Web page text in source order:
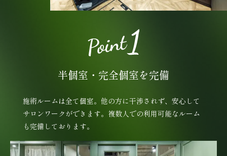
半個室・完全個室を完備
施術ルームは全て個室。他の方に干渉されず、安心して
サロンワークができます。複数人での利用可能なルーム
も完備しております。